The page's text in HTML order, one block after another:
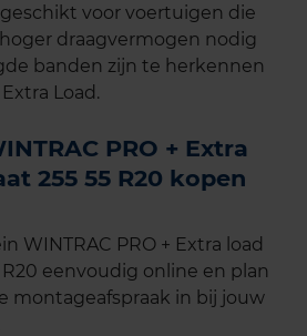
voor voertuigen die
draagvermogen nodig
banden zijn te herkennen
Load.
PRO + Extra
255 55 R20 kopen
WINTRAC PRO + Extra load
R20 eenvoudig online en plan
montageafspraak in bij jouw